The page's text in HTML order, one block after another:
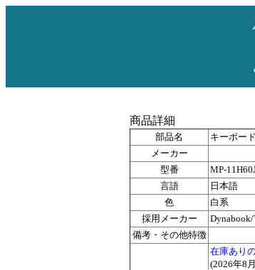
商品詳細
部品名
キーボード
メーカー
型番
MP-
言語
日本語
色
白系
採用メーカー
備考・その他特徴
在庫あり
(2026年8